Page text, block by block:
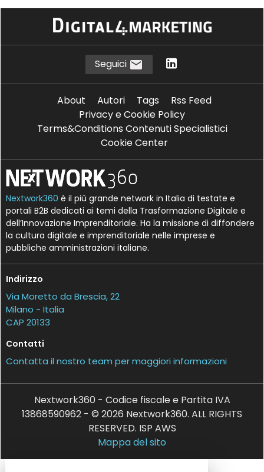
S sovereign cloud
trasformazione digitale
Seguici
About Autori Tags
Rss Feed
Privacy e Cookie Policy
Terms&Conditions Contenuti Specialistici
Cookie Center
Nextwork360 è il più grande network in Italia di testate e
portali B2B dedicati ai temi della Trasformazione Digitale e
dell’Innovazione Imprenditoriale. Ha la missione di diffondere
la cultura digitale e imprenditoriale nelle imprese e
pubbliche amministrazioni italiane.
Indirizzo
Via Moretto da Brescia, 22
Milano - Italia
CAP 20133
Contatti
Contatta il nostro team per maggiori informazioni
Nextwork360 - Codice fiscale e Partita IVA
13868590962 - © 2026 Nextwork360. ALL RIGHTS
RESERVED. ISP AWS
Mappa del sito